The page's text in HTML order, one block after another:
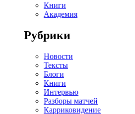
Книги
Академия
Рубрики
Новости
Тексты
Блоги
Книги
Интервью
Разборы матчей
Карриковидение